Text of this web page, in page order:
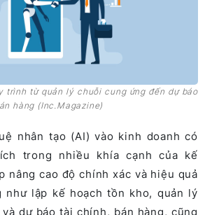
trình từ quản lý chuỗi cung ứng đến dự báo
hàng (Inc.Magazine)
nhân tạo (AI) vào kinh doanh có
trong nhiều khía cạnh của kế
nâng cao độ chính xác và hiệu quả
như lập kế hoạch tồn kho, quản lý
dự báo tài chính, bán hàng, cũng